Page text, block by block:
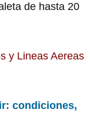
de hasta 20
y Lineas Aereas
condiciones,